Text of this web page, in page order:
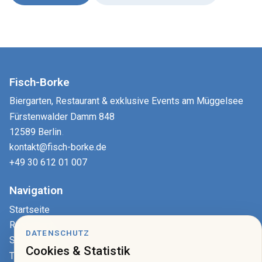
Fisch-Borke
Biergarten, Restaurant & exklusive Events am Müggelsee
Fürstenwalder Damm 848
12589 Berlin
kontakt@fisch-borke.de
+49 30 612 01 007
Navigation
Startseite
Restaurant
Speisekarte
Tisch reservieren
DATENSCHUTZ
Cookies & Statistik